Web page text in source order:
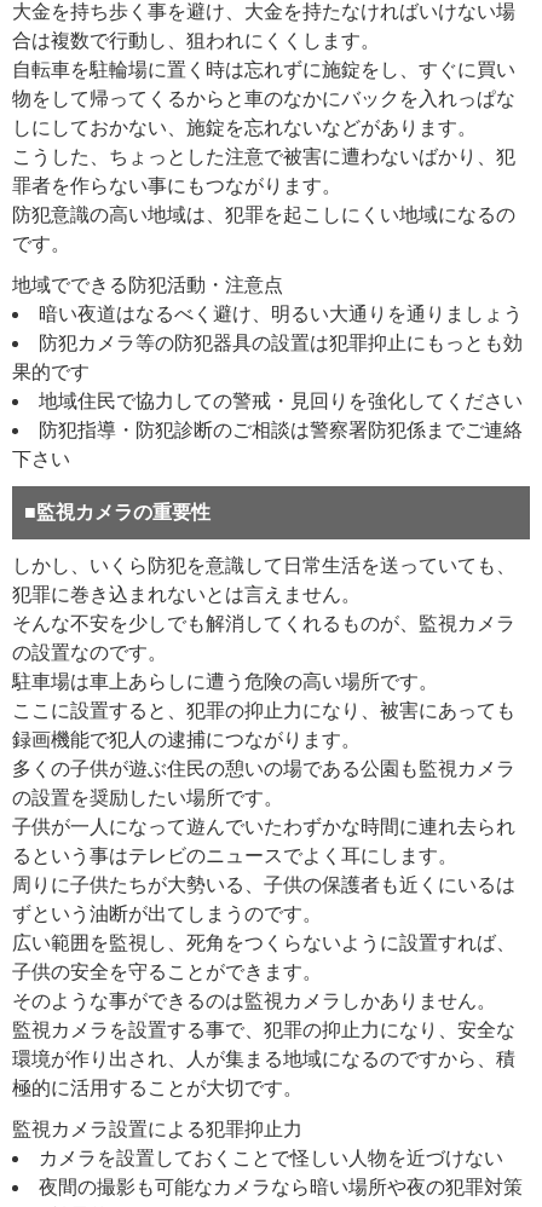
大金を持ち歩く事を避け、大金を持たなければいけない場
合は複数で行動し、狙われにくくします。
自転車を駐輪場に置く時は忘れずに施錠をし、すぐに買い
物をして帰ってくるからと車のなかにバックを入れっぱな
しにしておかない、施錠を忘れないなどがあります。
こうした、ちょっとした注意で被害に遭わないばかり、犯
罪者を作らない事にもつながります。
防犯意識の高い地域は、犯罪を起こしにくい地域になるの
です。
地域でできる防犯活動・注意点
暗い夜道はなるべく避け、明るい大通りを通りましょう
防犯カメラ等の防犯器具の設置は犯罪抑止にもっとも効
果的です
地域住民で協力しての警戒・見回りを強化してください
防犯指導・防犯診断のご相談は警察署防犯係までご連絡
下さい
■監視カメラの重要性
しかし、いくら防犯を意識して日常生活を送っていても、
犯罪に巻き込まれないとは言えません。
そんな不安を少しでも解消してくれるものが、監視カメラ
の設置なのです。
駐車場は車上あらしに遭う危険の高い場所です。
ここに設置すると、犯罪の抑止力になり、被害にあっても
録画機能で犯人の逮捕につながります。
多くの子供が遊ぶ住民の憩いの場である公園も監視カメラ
の設置を奨励したい場所です。
子供が一人になって遊んでいたわずかな時間に連れ去られ
るという事はテレビのニュースでよく耳にします。
周りに子供たちが大勢いる、子供の保護者も近くにいるは
ずという油断が出てしまうのです。
広い範囲を監視し、死角をつくらないように設置すれば、
子供の安全を守ることができます。
そのような事ができるのは監視カメラしかありません。
監視カメラを設置する事で、犯罪の抑止力になり、安全な
環境が作り出され、人が集まる地域になるのですから、積
極的に活用することが大切です。
監視カメラ設置による犯罪抑止力
カメラを設置しておくことで怪しい人物を近づけない
夜間の撮影も可能なカメラなら暗い場所や夜の犯罪対策